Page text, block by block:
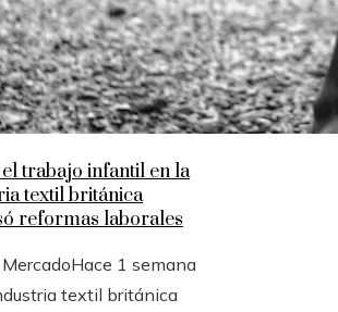
trabajo infantil en la
textil británica
reformas laborales
Hace 1 semana
textil británica